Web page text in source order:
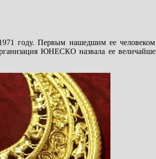
году. Первым нашедшим ее
ЮНЕСКО назвала ее